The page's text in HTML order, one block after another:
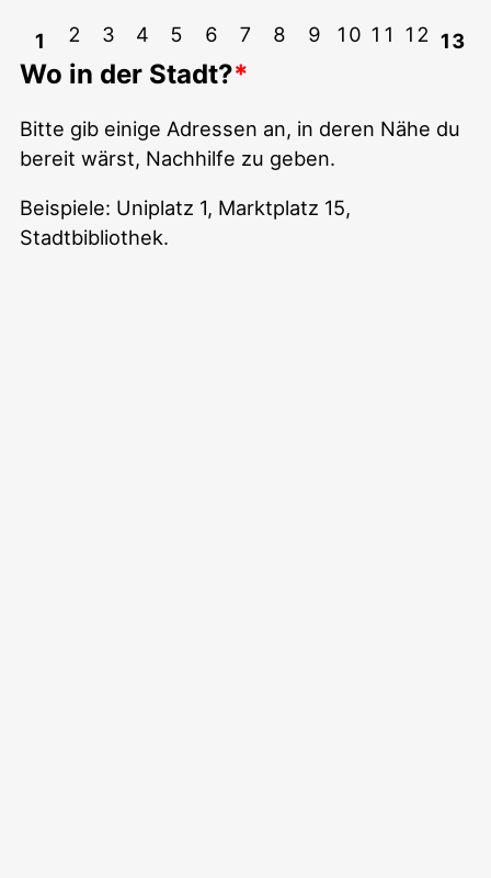
1 2 3 4 5 6 7 8 9 10 11 12 13
Wo in der Stadt?
Bitte gib einige Adressen an, in deren Nähe du
bereit wärst, Nachhilfe zu geben.
Beispiele: Uniplatz 1, Marktplatz 15,
Stadtbibliothek.